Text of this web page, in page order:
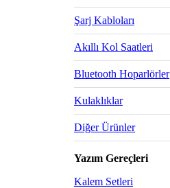
Şarj Kabloları
Akıllı Kol Saatleri
Bluetooth Hoparlörler
Kulaklıklar
Diğer Ürünler
Yazım Gereçleri
Kalem Setleri